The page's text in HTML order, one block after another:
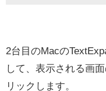
2台目のMacの
して、表示される画
リックします。